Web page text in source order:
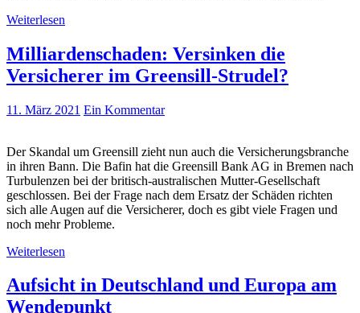
Weiterlesen
Milliardenschaden: Versinken die
Versicherer im Greensill-Strudel?
11. März 2021 Ein Kommentar
Der Skandal um Greensill zieht nun auch die Versicherungsbranche
in ihren Bann. Die Bafin hat die Greensill Bank AG in Bremen nach
Turbulenzen bei der britisch-australischen Mutter-Gesellschaft
geschlossen. Bei der Frage nach dem Ersatz der Schäden richten
sich alle Augen auf die Versicherer, doch es gibt viele Fragen und
noch mehr Probleme.
Weiterlesen
Aufsicht in Deutschland und Europa am
Wendepunkt